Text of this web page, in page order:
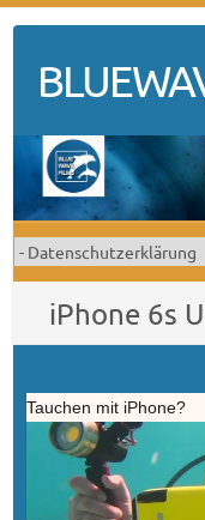
content
iPhone 6s
Tauchen mit iPhone?